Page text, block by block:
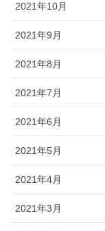
2021年10月
2021年9月
2021年8月
2021年7月
2021年6月
2021年5月
2021年4月
2021年3月